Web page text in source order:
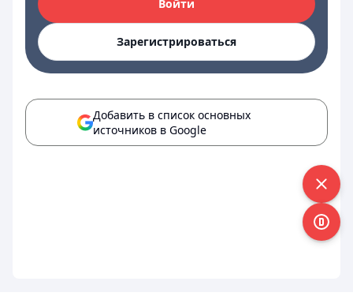
Войти
Зарегистрироваться
Добавить в список основных
источников в Google